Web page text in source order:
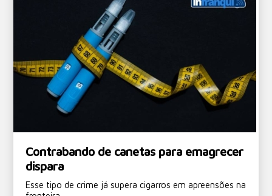
Contrabando de canetas para emagrecer
dispara
Esse tipo de crime já supera cigarros em apreensões na